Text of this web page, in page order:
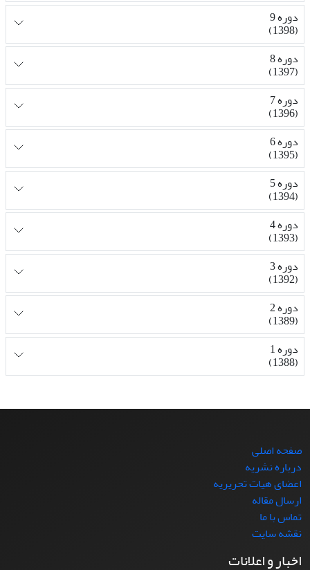
دوره 9
(1398)
دوره 8
(1397)
دوره 7
(1396)
دوره 6
(1395)
دوره 5
(1394)
دوره 4
(1393)
دوره 3
(1392)
دوره 2
(1389)
دوره 1
(1388)
صفحه اصلی
درباره نشریه
اعضای هیات تحریریه
ارسال مقاله
تماس با ما
نقشه سایت
اخبار و اعلانات